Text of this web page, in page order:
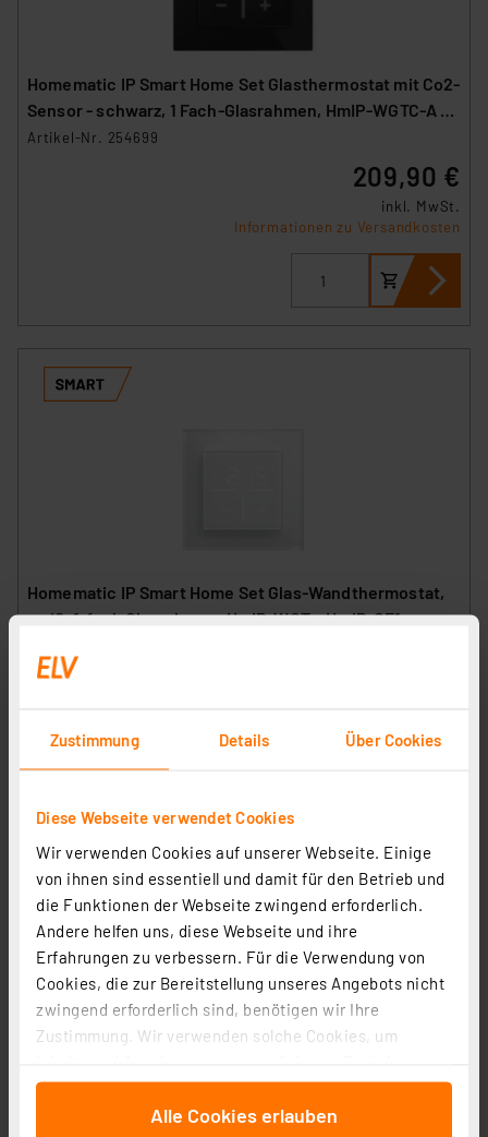
Zustimmung Details Über Cookies
Diese Webseite verwendet Cookies
Wir verwenden Cookies auf unserer Webseite. Einige
von ihnen sind essentiell und damit für den Betrieb und
die Funktionen der Webseite zwingend erforderlich.
Andere helfen uns, diese Webseite und ihre
Erfahrungen zu verbessern. Für die Verwendung von
Cookies, die zur Bereitstellung unseres Angebots nicht
zwingend erforderlich sind, benötigen wir Ihre
Zustimmung. Wir verwenden solche Cookies, um
für soziale Medien anbieten zu können und die Zugriffe
auf unsere Website zu analysieren. Außerdem geben
Alle Cookies erlauben
Homematic IP Smart Home Set Glasthermostat mit Co2-
Sensor - schwarz, 1 Fach-Glasrahmen, HmIP-WGTC-A +
HmIP-GF1-A
Artikel-Nr. 254699
209,90 €
inkl. MwSt.
Informationen zu Versandkosten
Homematic IP Smart Home Set Glas-Wandthermostat,
weiß, 1-fach Glasrahmen, HmIP-WGT + HmIP-GF1
Informationen zu Versandkosten
Glasrahmen, 1x HmIP-WGS, 1x HmIP-GF1